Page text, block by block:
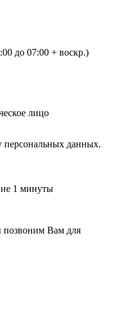
до 07:00 + воскр.)
лицо
персональных данных.
1 минуты
позвоним Вам для